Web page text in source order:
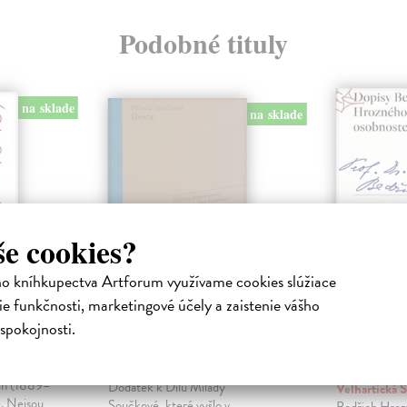
cookies?
kníhkupectva Artforum využívame cookies slúžiace
funkčnosti, marketingové účely a zaistenie vášho
Podobné tituly
na sklade
(1889–
na sklade
Élenty. Dopisy
Dodatek k Dílu Milady
Velhartická